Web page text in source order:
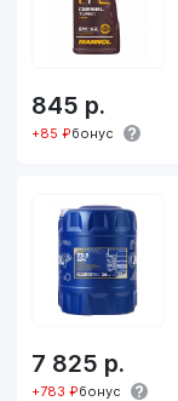
845 р.
+85 ₽бонус
7 825 р.
+783 ₽бонус